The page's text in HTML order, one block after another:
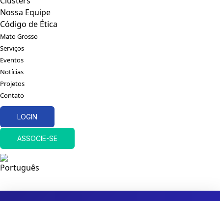
Nossa Equipe
Código de Ética
Mato Grosso
Serviços
Eventos
Notícias
Projetos
Contato
LOGIN
ASSOCIE-SE